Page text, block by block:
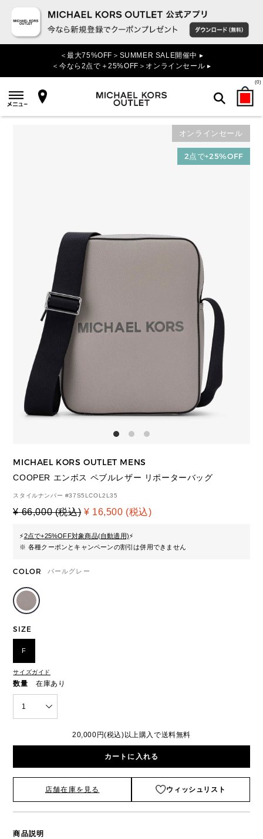
＜最大75%OFF＞SUMMER SALE開催中 ▸
＜今なら2点で＋25%OFF＞オンラインセール ▸
(0)
検索
オンラインセール
2点で+25%OFF
MICHAEL KORS OUTLET MENS
COOPER エンボス ペブルレザー リポーターバッグ
スタイルナンバー #37S5LCOL2L35
¥ 66,000 (税込) ¥ 16,500 (税込)
⚡2点で+25%OFF対象商品(自動適用)⚡
※ 各種クーポンとキャンペーンの割引は併用できません
COLOR パールグレー
SIZE
F
サイズガイド
数量 在庫あり
1
20,000円(税込)以上購入で送料無料
カートに入れる
店舗在庫を見る ウィッシュリスト
商品説明